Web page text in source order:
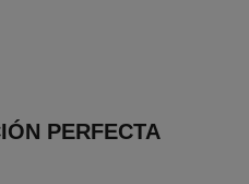
PERFECTA